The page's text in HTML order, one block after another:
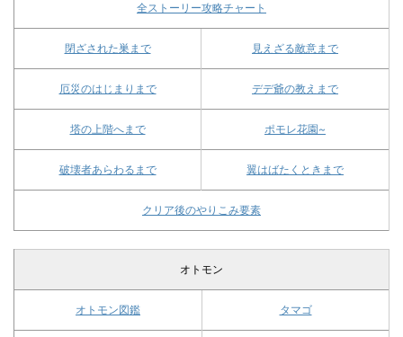
全ストーリー攻略チャート
閉ざされた巣まで 見えざる敵意まで
厄災のはじまりまで デデ爺の教えまで
塔の上階へまで ポモレ花園~
破壊者あらわるまで 翼はばたくときまで
クリア後のやりこみ要素
オトモン
オトモン図鑑 タマゴ